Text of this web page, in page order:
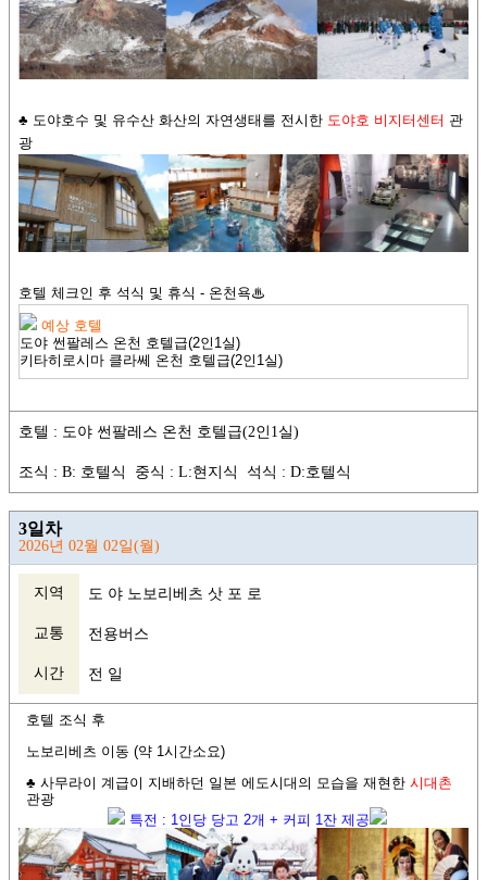
♣ 도야호수 및 유수산 화산의 자연생태를 전시한 도야호 비지터센터 관
광
호텔 체크인 후 석식 및 휴식 - 온천욕♨
예상 호텔
도야 썬팔레스 온천 호텔급(2인1실)
키타히로시마 클라쎄 온천 호텔급(2인1실)
호텔 : 도야 썬팔레스 온천 호텔급(2인1실)
조식 : B: 호텔식 중식 : L:현지식 석식 : D:호텔식
3일차
2026년 02월 02일(월)
지역 도 야 노보리베츠 삿 포 로
교통 전용버스
시간 전 일
호텔 조식 후
노보리베츠 이동 (약 1시간소요)
♣ 사무라이 계급이 지배하던 일본 에도시대의 모습을 재현한 시대촌
관광
특전 : 1인당 당고 2개 + 커피 1잔 제공